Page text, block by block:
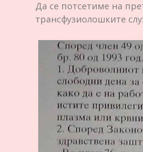
Да се потсетиме на
трансфузиолошките